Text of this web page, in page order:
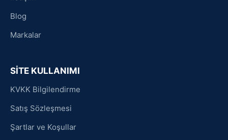
Blog
Markalar
SİTE KULLANIMI
KVKK Bilgilendirme
Satış Sözleşmesi
Şartlar ve Koşullar